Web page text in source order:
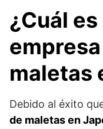
¿Cuál
maletas
Debido al éxito
de maletas en